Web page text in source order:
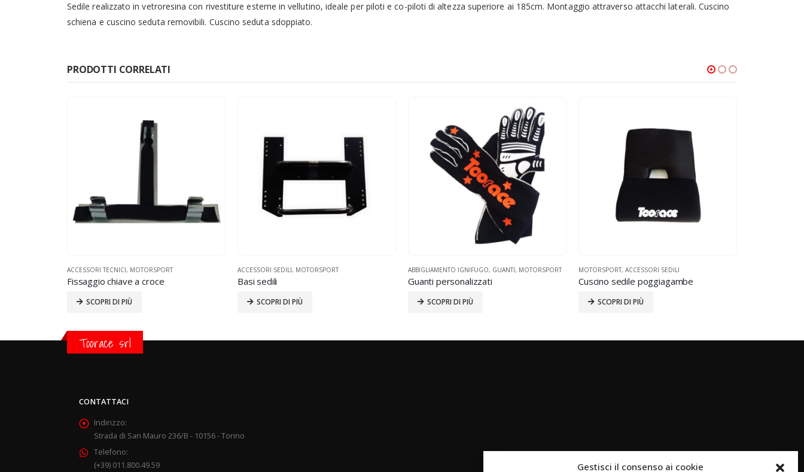
Gestisci il consenso ai cookie
Sedile realizzato in vetroresina con rivestiture esterne in vellutino, ideale per piloti e co-piloti di altezza superiore ai 185cm. Montaggio attraverso attacchi laterali. Cuscino
schiena e cuscino seduta removibili. Cuscino seduta sdoppiato.
PRODOTTI CORRELATI
ACCESSORI TECNICI, MOTORSPORT
Fissaggio chiave a croce
SCOPRI DI PIÙ
ACCESSORI SEDILI, MOTORSPORT
Basi sedili
SCOPRI DI PIÙ
ABBIGLIAMENTO IGNIFUGO, GUANTI, MOTORSPORT
Guanti personalizzati
SCOPRI DI PIÙ
MOTORSPORT, ACCESSORI SEDILI
Cuscino sedile poggiagambe
SCOPRI DI PIÙ
Toorace srl
CONTATTACI
Indirizzo:
Strada di San Mauro 236/B - 10156 - Torino
Telefono:
(+39) 011.800.49.59